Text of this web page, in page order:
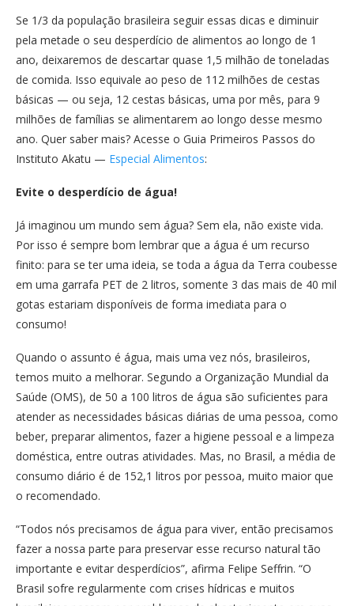
Se 1/3 da população brasileira seguir essas dicas e diminuir
pela metade o seu desperdício de alimentos ao longo de 1
ano, deixaremos de descartar quase 1,5 milhão de toneladas
de comida. Isso equivale ao peso de 112 milhões de cestas
básicas — ou seja, 12 cestas básicas, uma por mês, para 9
milhões de famílias se alimentarem ao longo desse mesmo
ano. Quer saber mais? Acesse o Guia Primeiros Passos do
Instituto Akatu — Especial Alimentos:
Evite o desperdício de água!
Já imaginou um mundo sem água? Sem ela, não existe vida.
Por isso é sempre bom lembrar que a água é um recurso
finito: para se ter uma ideia, se toda a água da Terra coubesse
em uma garrafa PET de 2 litros, somente 3 das mais de 40 mil
gotas estariam disponíveis de forma imediata para o
consumo!
Quando o assunto é água, mais uma vez nós, brasileiros,
temos muito a melhorar. Segundo a Organização Mundial da
Saúde (OMS), de 50 a 100 litros de água são suficientes para
atender as necessidades básicas diárias de uma pessoa, como
beber, preparar alimentos, fazer a higiene pessoal e a limpeza
doméstica, entre outras atividades. Mas, no Brasil, a média de
consumo diário é de 152,1 litros por pessoa, muito maior que
o recomendado.
“Todos nós precisamos de água para viver, então precisamos
fazer a nossa parte para preservar esse recurso natural tão
importante e evitar desperdícios”, afirma Felipe Seffrin. “O
Brasil sofre regularmente com crises hídricas e muitos